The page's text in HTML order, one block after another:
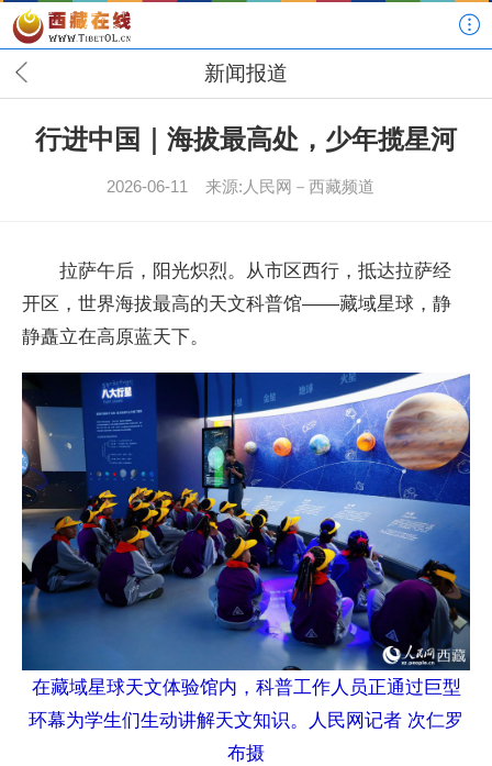
新闻报道
行进中国｜海拔最高处，少年揽星河
2026-06-11 来源:人民网－西藏频道
拉萨午后，阳光炽烈。从市区西行，抵达拉萨经
开区，世界海拔最高的天文科普馆——藏域星球，静
静矗立在高原蓝天下。
在藏域星球天文体验馆内，科普工作人员正通过巨型
环幕为学生们生动讲解天文知识。人民网记者 次仁罗
布摄